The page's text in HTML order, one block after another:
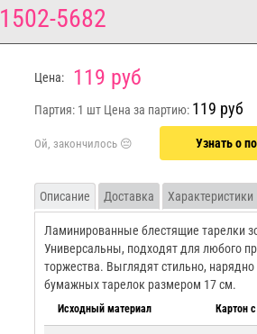
1502-5682
Цена: 119 руб
Партия: 1 шт Цена за партию: 119 руб
Узнать о
Описание Доставка Характеристики
Ламинированные блестящие тарелки
Универсальны, подходят для любого
торжества. Выглядят стильно,
бумажных тарелок размером 17 см.
Исходный материал Картон